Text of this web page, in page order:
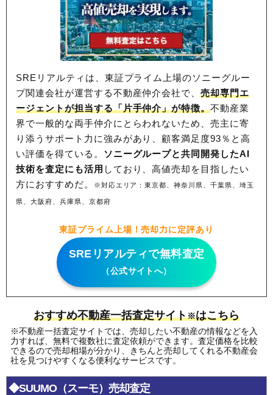
SREリアルティは、東証プライム上場のソニーグルー
プ関連会社が運営する不動産仲介会社で、売却専門エ
ージェントが担当する「片手仲介」が特徴。不動産業
界で一般的な両手仲介にとらわれないため、売主に寄
り添うサポート力に強みがあり、顧客満足度93％と高
い評価を得ている。 ソニーグループと共同開発したAI
技術を査定にも活用 しており、高値売却を目指したい
方におすすめだ。
※対応エリア：東京都、神奈川県、千葉県、埼玉
県、大阪府、兵庫県、京都府
東証プライム上場！売却力に定評あり
SREリアルティで無料査定
（公式サイトへ）
おすすめ不動産一括査定サイト※はこちら
※不動産一括査定サイトでは、売却したい不動産の情報などを入
力すれば、無料で複数社に査定依頼ができます。査定価格を比較
できるので売却相場が分かり、きちんと売却してくれる不動産会
社を見つけやすくなる便利なサービスです。
◆SUUMO（スーモ）売却査定